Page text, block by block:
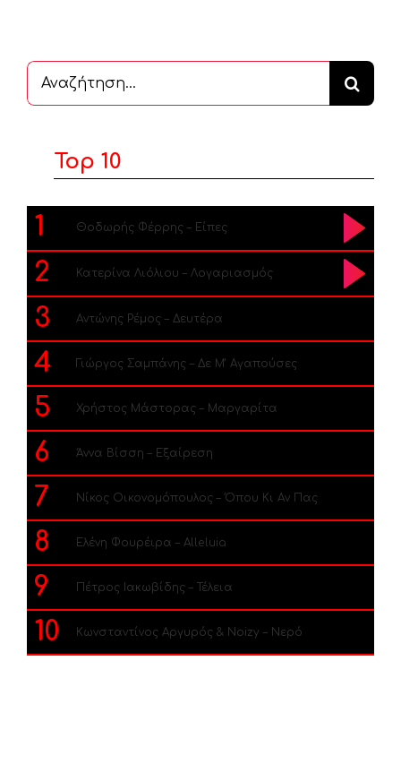
Αναζήτηση
...
Top 10
1 Θοδωρής Φέρρης – Είπες
2 Κατερίνα Λιόλιου – Λογαριασμός
3 Αντώνης Ρέμος – Δευτέρα
4 Γιώργος Σαμπάνης – Δε Μ’ Αγαπούσες
5 Χρήστος Μάστορας – Μαργαρίτα
6 Άννα Βίσση – Εξαίρεση
7 Νίκος Οικονομόπουλος – Όπου Κι Αν Πας
8 Ελένη Φουρέιρα – Alleluia
9 Πέτρος Ιακωβίδης – Τέλεια
10 Κωνσταντίνος Αργυρός & Noizy – Νερό